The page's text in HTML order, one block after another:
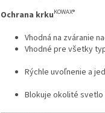
Ochrana krkuKOWAX®
Vhodná na zváranie
Vhodné pre všetky
Rýchle uvoľnenie a
Blokuje okolité